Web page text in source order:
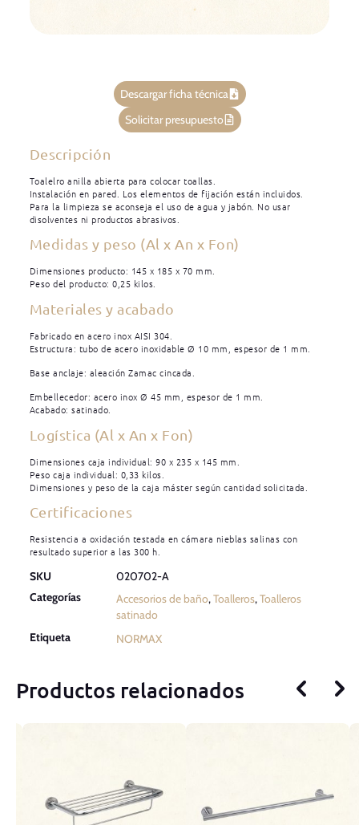
Descargar ficha técnica
Solicitar presupuesto
Descripción
Toalelro anilla abierta para colocar toallas.
Instalación en pared. Los elementos de fijación están incluidos.
Para la limpieza se aconseja el uso de agua y jabón. No usar
disolventes ni productos abrasivos.
Medidas y peso (Al x An x Fon)
Dimensiones producto: 145 x 185 x 70 mm.
Peso del producto: 0,25 kilos.
Materiales y acabado
Fabricado en acero inox AISI 304.
Estructura: tubo de acero inoxidable Ø 10 mm, espesor de 1 mm.
Base anclaje: aleación Zamac cincada.
Embellecedor: acero inox Ø 45 mm, espesor de 1 mm.
Acabado: satinado.
Logística (Al x An x Fon)
Dimensiones caja individual: 90 x 235 x 145 mm.
Peso caja individual: 0,33 kilos.
Dimensiones y peso de la caja máster según cantidad solicitada.
Certificaciones
Resistencia a oxidación testada en cámara nieblas salinas con
resultado superior a las 300 h.
SKU
020702-A
Categorías
Accesorios de baño,Toalleros,Toalleros
satinado
Etiqueta
NORMAX
Productos relacionados